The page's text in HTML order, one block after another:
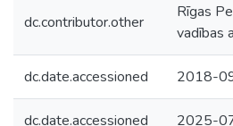
dc.contributor.other
Rīgas
vadības
dc.date.accessioned 2018-
dc.date.accessioned 2025-